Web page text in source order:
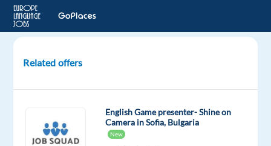
Klantenservice
VALENCIA
Related offers
English Game presenter- Shine on
Camera in Sofia, Bulgaria
New